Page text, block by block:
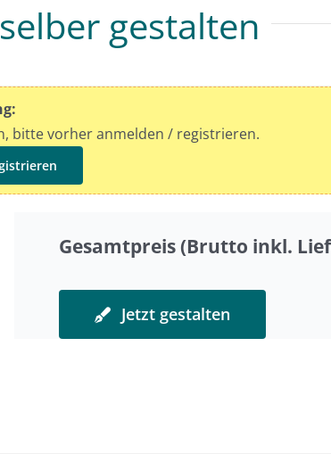
gestalten
bitte vorher anmelden / registrieren.
Gesamtpreis (Brutto inkl.
Jetzt gestalten